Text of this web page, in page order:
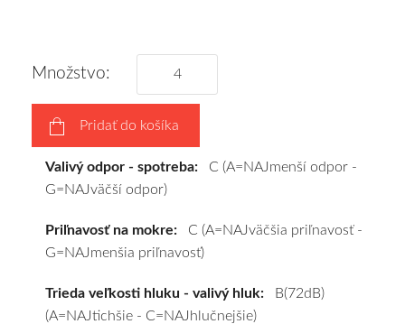
a
pošleme
zadarmo.
Množstvo:
Pridať do košíka
Valivý odpor - spotreba: C (A=NAJmenší odpor -
G=NAJväčší odpor)
Priľnavosť na mokre: C (A=NAJväčšia priľnavosť -
G=NAJmenšia priľnavosť)
Trieda veľkosti hluku - valivý hluk: B(72dB)
(A=NAJtichšie - C=NAJhlučnejšie)